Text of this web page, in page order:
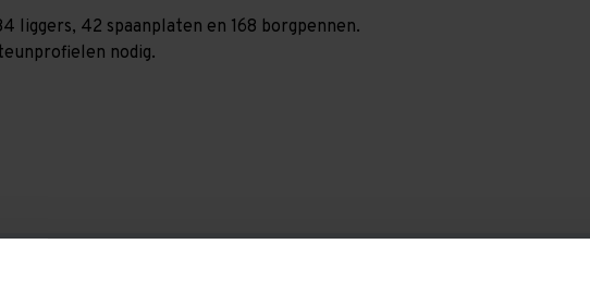
liggers, 42 spaanplaten en 168 borgpennen.
nodig.